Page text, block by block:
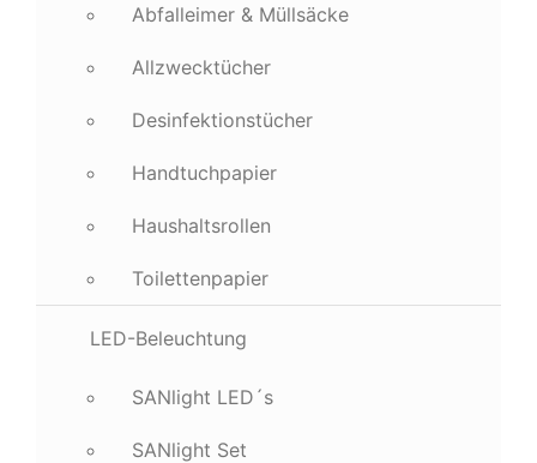
Abfalleimer & Müllsäcke
Allzwecktücher
Desinfektionstücher
Handtuchpapier
Haushaltsrollen
Toilettenpapier
LED-Beleuchtung
SANlight LED´s
SANlight Set